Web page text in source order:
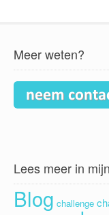
Meer weten?
Lees meer in
Blog challenge